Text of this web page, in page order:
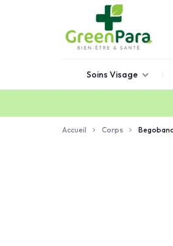
GREENPARA
Parapharmacie
Maroc
Soins Visage
Accueil Corps